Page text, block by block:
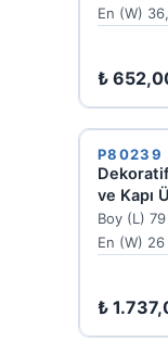
En (W)
₺
P80239
ve Kapı
Boy (L)
En (W) 26
₺